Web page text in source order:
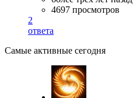
4697 просмотров
2
ответа
Самые активные сегодня